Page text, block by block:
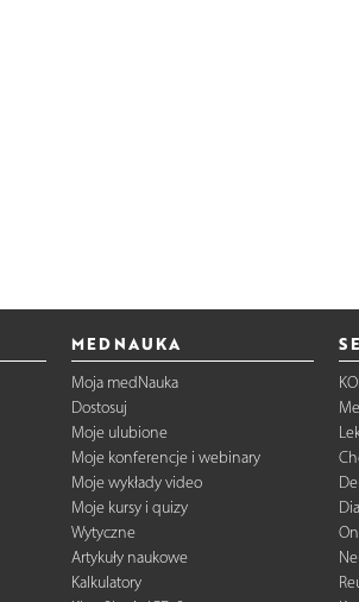
MEDNAUKA
Moja medNauka
Dostosuj
Moje ulubione
Moje konferencje i webinary
Moje wykłady video
Moje kursy i quizy
Wytyczne
Artykuły naukowe
Kalkulatory